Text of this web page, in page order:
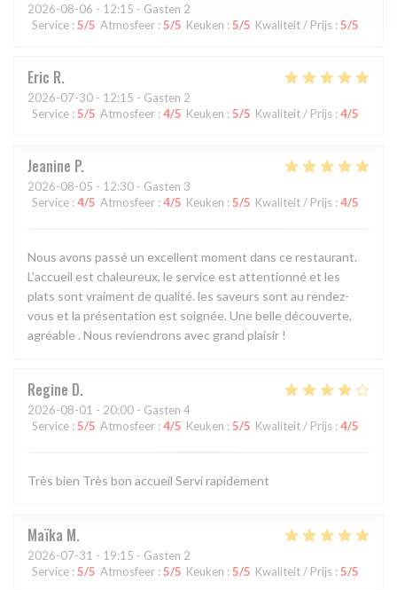
2026-08-06 - 12:15 - Gasten 2
Service : 5/5 Atmosfeer : 5/5 Keuken :5/5 Kwaliteit / Prijs : 5/5
Eric R
2026-07-30 - 12:15 - Gasten 2
Service : 5/5 Atmosfeer : 4/5 Keuken : 5/5 Kwaliteit / Prijs : 4/5
Jeanine P
2026-08-05 - 12:30 - Gasten 3
Service : 4/5 Atmosfeer : 4/5 Keuken : 5/5 Kwaliteit / Prijs : 4/5
Nous avons passé un excellent moment dans ce restaurant.
L’accueil est chaleureux, le service est attentionné et les
plats sont vraiment de qualité. les saveurs sont au rendez-
vous et la présentation est soignée. Une belle découverte,
agréable . Nous reviendrons avec grand plaisir !
Regine D
2026-08-01 - 20:00 - Gasten 4
Service : 5/5 Atmosfeer : 4/5 Keuken : 5/5 Kwaliteit / Prijs : 4/5
Très bien Très bon accueil Servi rapidement
Maïka M
2026-07-31 - 19:15 - Gasten 2
Service : 5/5 Atmosfeer : 5/5 Keuken : 5/5 Kwaliteit / Prijs : 5/5